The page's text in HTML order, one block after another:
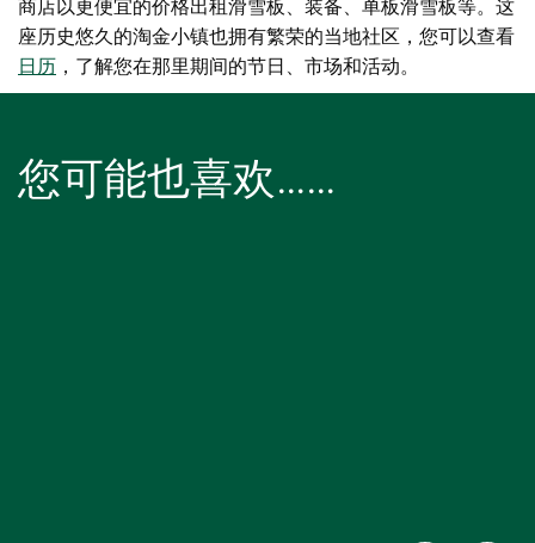
商店以更便宜的价格出租滑雪板、装备、单板滑雪板等。这
座历史悠久的淘金小镇也拥有繁荣的当地社区，您可以查看
日历 ，了解您在那里期间的节日、市场和活动。
您可能也喜欢……